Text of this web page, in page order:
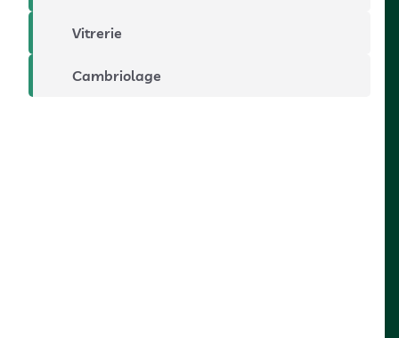
Vitrerie
Cambriolage